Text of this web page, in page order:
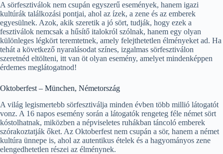
A sörfesztiválok nem csupán egyszerű események, hanem igazi
kultúrák találkozási pontjai, ahol az ízek, a zene és az emberek
egyesülnek. Azok, akik szeretik a jó sört, tudják, hogy ezek a
fesztiválok nemcsak a hűsítő italokról szólnak, hanem egy olyan
különleges légkört teremtetnek, amely felejthetetlen élményeket ad. Ha
tehát a következő nyaralásodat színes, izgalmas sörfesztiválon
szeretnéd eltölteni, itt van öt olyan esemény, amelyet mindenképpen
érdemes meglátogatnod!
Oktoberfest – München, Németország
A világ legismertebb sörfesztiválja minden évben több millió látogatót
vonz. A 16 napos esemény során a látogatók rengeteg féle német sört
kóstolhatnak, miközben a népviseletes ruhákban táncoló emberek
szórakoztatják őket. Az Oktoberfest nem csupán a sör, hanem a német
kultúra ünnepe is, ahol az autentikus ételek és a hagyományos zene
elengedhetetlen részei az élménynek.